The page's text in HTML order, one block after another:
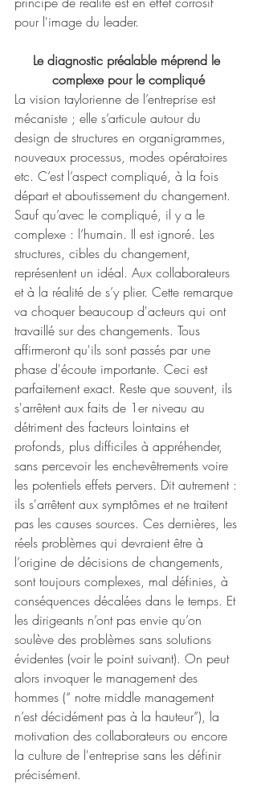
pour l'image du leader.
Le diagnostic préalable méprend le
complexe pour le compliqué
La vision taylorienne de l’entreprise est
mécaniste ; elle s’articule autour du
design de structures en organigrammes,
nouveaux processus, modes opératoires
etc. C’est l’aspect compliqué, à la fois
départ et aboutissement du changement.
Sauf qu’avec le compliqué, il y a le
complexe : l’humain. Il est ignoré. Les
structures, cibles du changement,
représentent un idéal. Aux collaborateurs
et à la réalité de s’y plier. Cette remarque
va choquer beaucoup d'acteurs qui ont
travaillé sur des changements. Tous
affirmeront qu'ils sont passés par une
phase d'écoute importante. Ceci est
parfaitement exact. Reste que souvent, ils
s'arrêtent aux faits de 1er niveau au
détriment des facteurs lointains et
profonds, plus difficiles à appréhender,
sans percevoir les enchevêtrements voire
les potentiels effets pervers. Dit autrement :
ils s'arrêtent aux symptômes et ne traitent
pas les causes sources. Ces dernières, les
réels problèmes qui devraient être à
l’origine de décisions de changements,
sont toujours complexes, mal définies, à
conséquences décalées dans le temps. Et
les dirigeants n’ont pas envie qu’on
soulève des problèmes sans solutions
évidentes (voir le point suivant). On peut
alors invoquer le management des
hommes (“ notre middle management
n’est décidément pas à la hauteur”), la
motivation des collaborateurs ou encore
la culture de l'entreprise sans les définir
précisément.